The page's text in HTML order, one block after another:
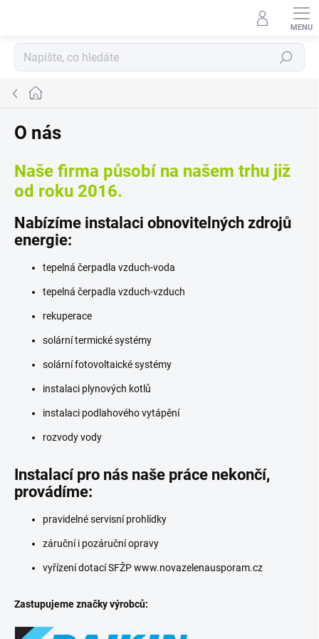
Hledat
Domů
O nás
Naše firma působí na našem trhu již
od roku 2016.
Nabízíme instalaci obnovitelných zdrojů
energie:
tepelná čerpadla vzduch-voda
tepelná čerpadla vzduch-vzduch
rekuperace
solární termické systémy
solární fotovoltaické systémy
instalaci plynových kotlů
instalaci podlahového vytápění
rozvody vody
Instalací pro nás naše práce nekončí,
provádíme:
pravidelné servisní prohlídky
záruční i pozáruční opravy
vyřízení dotací SFŽP www.novazelenausporam.cz
Zastupujeme značky výrobců: